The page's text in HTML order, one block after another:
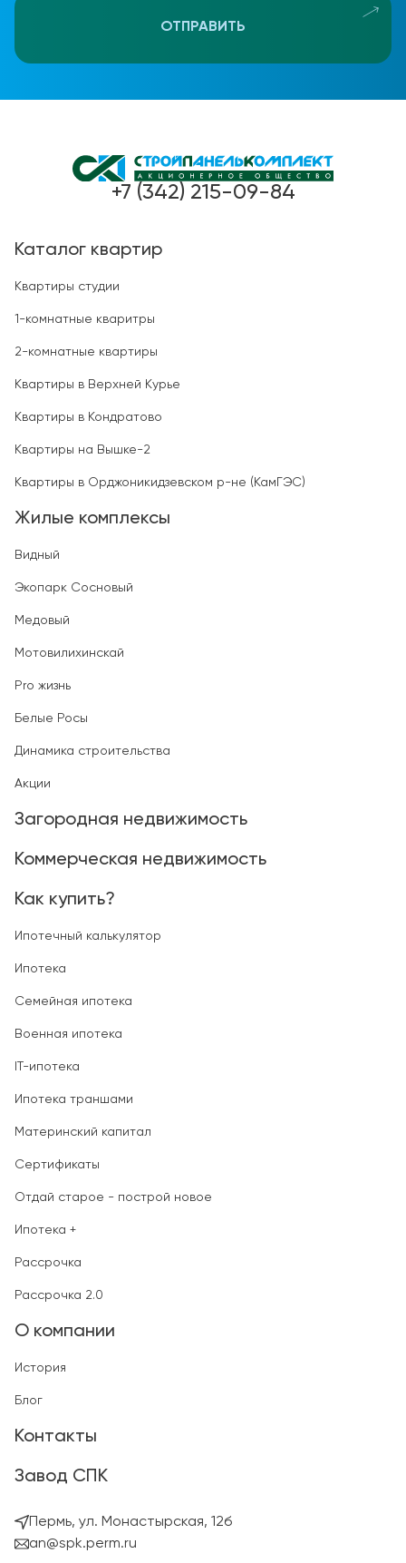
ОТПРАВИТЬ
+7 (342) 215-09-84
Каталог квартир
Квартиры студии
1-комнатные кваритры
2-комнатные квартиры
Квартиры в Верхней Курье
Квартиры в Кондратово
Квартиры на Вышке-2
Квартиры в Орджоникидзевском р-не (КамГЭС)
Жилые комплексы
Видный
Экопарк Сосновый
Медовый
Мотовилихинскай
Pro жизнь
Белые Росы
Динамика строительства
Акции
Загородная недвижимость
Коммерческая недвижимость
Как купить?
Ипотечный калькулятор
Ипотека
Семейная ипотека
Военная ипотека
IT-ипотека
Ипотека траншами
Материнский капитал
Сертификаты
Отдай старое - построй новое
Ипотека +
Рассрочка
Рассрочка 2.0
О компании
История
Блог
Контакты
Завод СПК
Пермь, ул. Монастырская, 12б
an@spk.perm.ru